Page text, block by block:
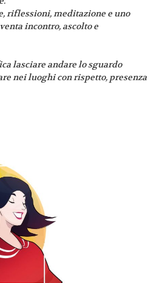
riflessioni, meditazione e uno
incontro, ascolto e
lasciare andare lo sguardo
nei luoghi con rispetto, presenza